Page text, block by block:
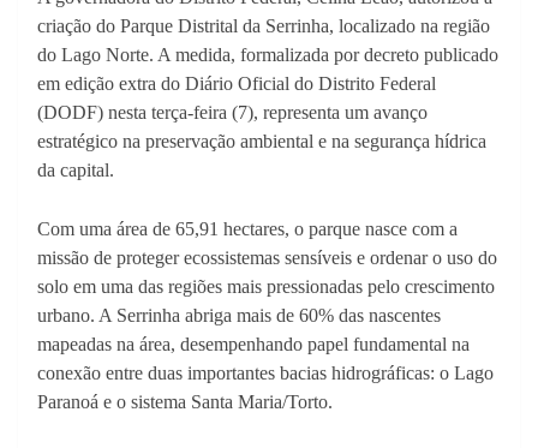
criação do Parque Distrital da Serrinha, localizado na região
do Lago Norte. A medida, formalizada por decreto publicado
em edição extra do Diário Oficial do Distrito Federal
(DODF) nesta terça-feira (7), representa um avanço
estratégico na preservação ambiental e na segurança hídrica
da capital.
Com uma área de 65,91 hectares, o parque nasce com a
missão de proteger ecossistemas sensíveis e ordenar o uso do
solo em uma das regiões mais pressionadas pelo crescimento
urbano. A Serrinha abriga mais de 60% das nascentes
mapeadas na área, desempenhando papel fundamental na
conexão entre duas importantes bacias hidrográficas: o Lago
Paranoá e o sistema Santa Maria/Torto.